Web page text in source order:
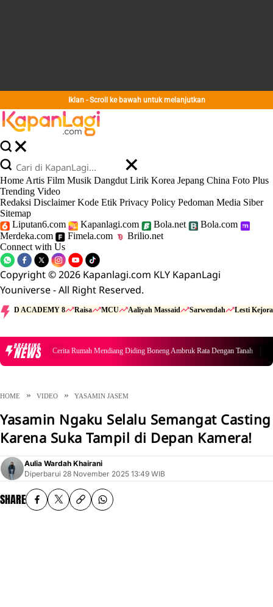
Iklan - Scroll ke bawah untuk melanjutkan
Home Artis Film Musik Dangdut Lirik Korea Jepang China Foto Plus
Trending Video
Redaksi Disclaimer Kode Etik Privacy Policy Pedoman Media Siber
Sitemap
Liputan6.com
Kapanlagi.com Bola.net
Bola.com
Merdeka.com
Fimela.com
Brilio.net
Connect with Us
Copyright © 2026 Kapanlagi.com KLY KapanLagi
Youniverse - All Right Reserved.
D ACADEMY 8 Raisa MCU Aaliyah Massaid Sarwendah Lesti Kejora
BREAKING
NEWS Cerita Rumah Mendiang Diding Boneng Ambruk Rata Dengan Tanah
HOME VIDEO YASAMIN JASEM
Yasamin Ngaku Selalu Semangat Casting
Karena Suka Tampil di Depan Kamera!
Aulia Wardah Khairani
Diperbarui 28 November 2025 13:49 WIB
SHARE